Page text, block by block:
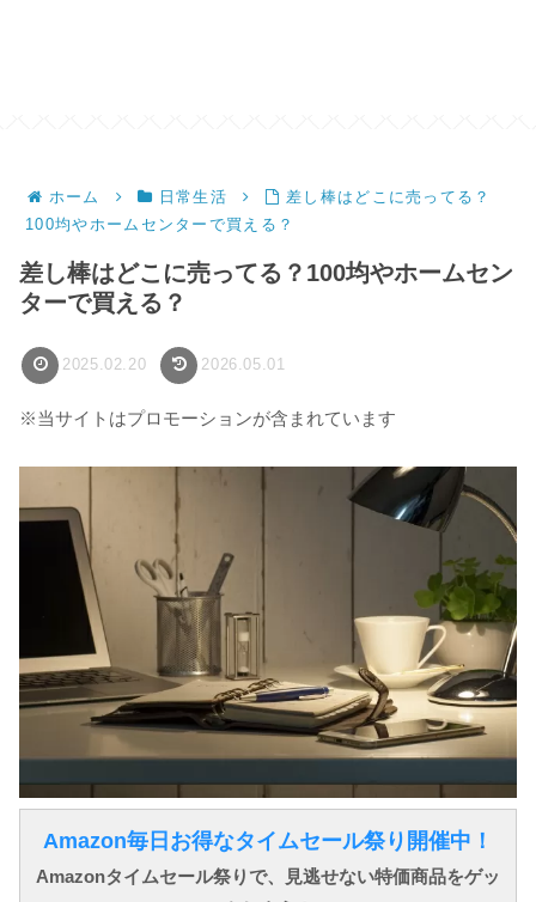
ホーム 日常生活
差し棒はどこに売ってる？
100均やホームセンターで買える？
差し棒はどこに売ってる？100均やホームセン
ターで買える？
2025.02.20 2026.05.01
※当サイトはプロモーションが含まれています
Amazon毎日お得なタイムセール祭り開催中！
Amazonタイムセール祭りで、見逃せない特価商品をゲッ